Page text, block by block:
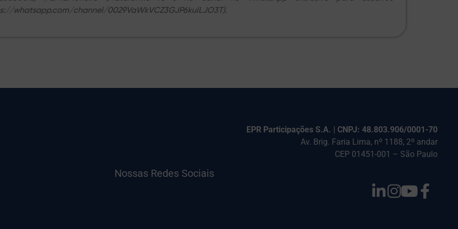
whatsapp.com/channel/0029VaWkVCZ3GJP6kulLJO3T).
EPR Participações S.A. | CNPJ: 48.803.906/0001-70
Av. Brig. Faria Lima, nº 1188, 2º andar
CEP 01451-001 – São Paulo
Nossas Redes Sociais